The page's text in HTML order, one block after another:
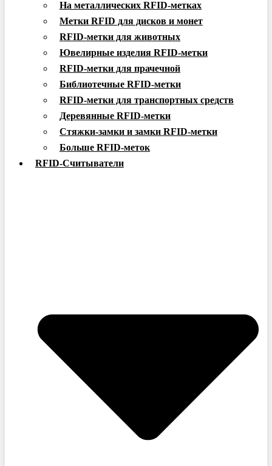
На металлических RFID-метках
Метки RFID для дисков и монет
RFID-метки для животных
Ювелирные изделия RFID-метки
RFID-метки для прачечной
Библиотечные RFID-метки
RFID-метки для транспортных средств
Деревянные RFID-метки
Стяжки-замки и замки RFID-метки
Больше RFID-меток
RFID-Считыватели